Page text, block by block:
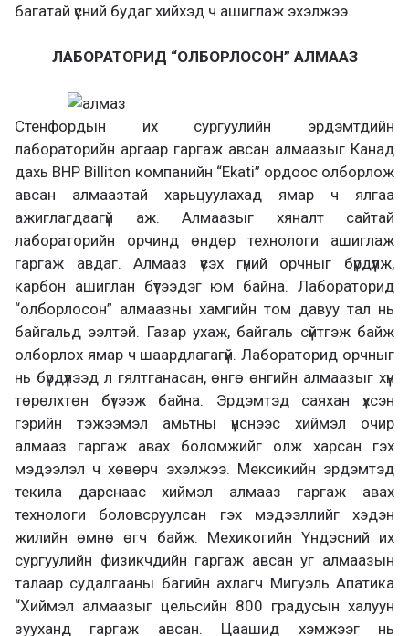
багатай үсний будаг хийхэд ч ашиглаж эхэлжээ.
ЛАБОРАТОРИД “ОЛБОРЛОСОН” АЛМААЗ
Стенфордын их сургуулийн эрдэмтдийн
лабораторийн аргаар гаргаж авсан алмаазыг Канад
дахь BHP Billiton компанийн “Eka­ti” ордоос олборлож
авсан алмаазтай харьцуулахад ямар ч ялгаа
ажиглагдаагүй аж. Алмаазыг хяналт сайтай
лабораторийн орчинд өндөр технологи ашиглаж
гаргаж авдаг. Алмааз үүсэх гүний орчныг бүрдүүлж,
карбон ашиглан бүтээдэг юм байна. Лабораторид
“олборлосон” алмаазны хамгийн том давуу тал нь
байгальд ээлтэй. Газар ухаж, байгаль сүйтгэж байж
олборлох ямар ч шаардлагагүй. Лабораторид орчныг
нь бүрдүүлээд л гялтганасан, өнгө өнгийн алмаазыг хүн
төрөлхтөн бүтээж байна. Эрдэмтэд саяхан үхсэн
гэрийн тэжээмэл амьтны үнснээс хиймэл очир
алмааз гаргаж авах боломжийг олж харсан гэх
мэдээлэл ч хөвөрч эхэлжээ. Мексикийн эрдэмтэд
текила дарснаас хиймэл алмааз гаргаж авах
технологи боловсруулсан гэх мэдээллийг хэдэн
жилийн өмнө өгч байж. Мехикогийн Үндэсний их
сургуулийн физикчдийн гаргаж авсан уг алмаазын
талаар судалгааны багийн ахлагч Мигуэль Апатика
“Хиймэл алмаазыг цельсийн 800 градусын халуун
зууханд гаргаж авсан. Цаашид хэмжээг нь